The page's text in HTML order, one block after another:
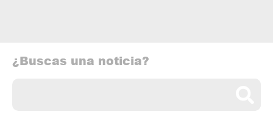
¿Buscas una noticia?